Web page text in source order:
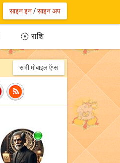
साइन इन/साइन अप
 राशि
सभी मोबाइल ऍप्स